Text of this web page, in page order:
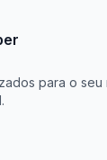
para o